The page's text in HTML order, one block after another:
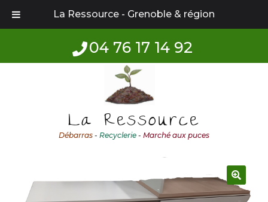
La Ressource - Grenoble & région
04 76 17 14 92
La Ressource
Débarras - Recyclerie - Marché aux puces